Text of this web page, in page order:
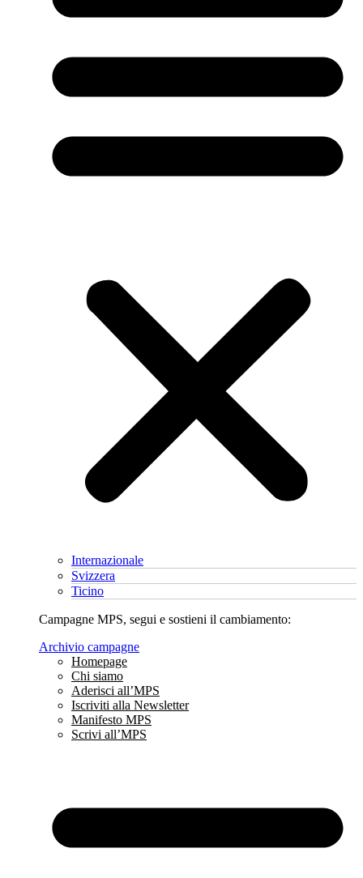
Internazionale
Svizzera
Ticino
Campagne MPS, segui e sostieni il cambiamento:
Archivio campagne
Homepage
Chi siamo
Aderisci all’MPS
Iscriviti alla Newsletter
Manifesto MPS
Scrivi all’MPS